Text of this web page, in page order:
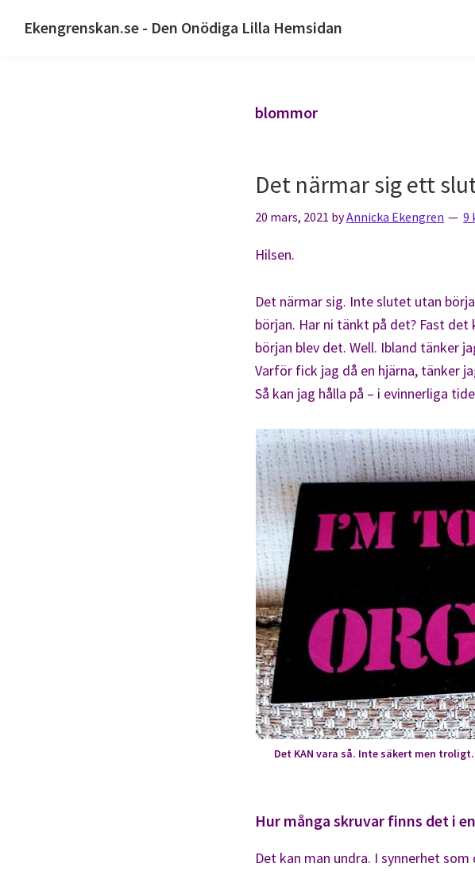
Ekengrenskan.se - Den Onödiga Lilla Hemsidan
blommor
Det närmar sig ett
20 mars, 2021 byAnnicka Ekengren 9
Hilsen.
Det närmar sig. Inte slutet utan
början. Har ni tänkt på det? Fast det
början blev det. Well. Ibland tänker
Varför fick jag då en hjärna, tänker
Så kan jag hålla på – i evinnerliga
Det KAN vara så. Inte säkert men
Hur många skruvar finns det i
Det kan man undra. I synnerhet